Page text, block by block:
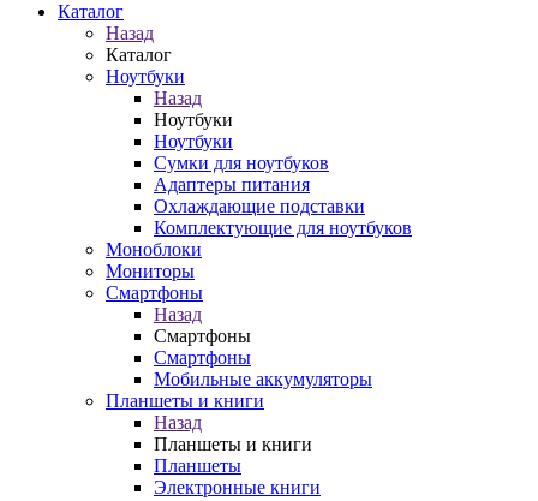
Каталог
Назад
Каталог
Ноутбуки
Назад
Ноутбуки
Ноутбуки
Сумки для ноутбуков
Адаптеры питания
Охлаждающие подставки
Комплектующие для ноутбуков
Моноблоки
Мониторы
Смартфоны
Назад
Смартфоны
Смартфоны
Мобильные аккумуляторы
Планшеты и книги
Назад
Планшеты и книги
Планшеты
Электронные книги